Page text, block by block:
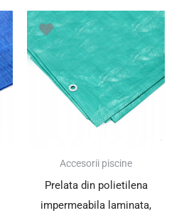
Accesorii piscine
Prelata din polietilena
impermeabila laminata,